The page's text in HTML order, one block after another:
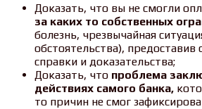
Доказать, что вы не смогли
за каких то собственных
болезнь, чрезвычайная
обстоятельства),
справки и доказательства;
Доказать, что проблема
действиях самого банка,
то причин не смог